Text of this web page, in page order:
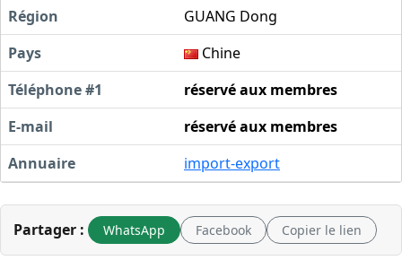
Région
GUANG Dong
Pays
Chine
Téléphone #1
réservé aux membres
E-mail
réservé aux membres
Annuaire
import-export
Partager : WhatsApp Facebook Copier le lien